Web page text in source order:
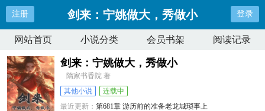
注册 剑来：宁姚做大，秀做小 登录
网站首页 小说分类 会员书架 阅读记录
剑来：宁姚做大，秀做小
隋家书香院 著
其他小说
连载中
最近更新：第681章 游历前的准备老龙城琐事上